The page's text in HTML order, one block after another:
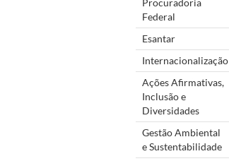
Federal
Esantar
Internacionalização
Ações Afirmativas,
Inclusão e
Diversidades
Gestão Ambiental
e Sustentabilidade